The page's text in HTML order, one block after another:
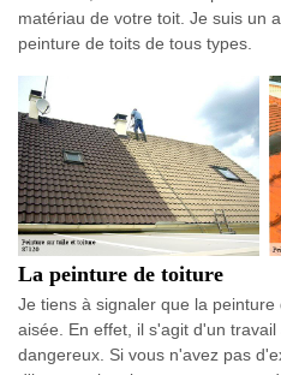
matériau de votre toit. Je suis un
peinture de toits de tous types.
La peinture de toiture
Je tiens à signaler que la
aisée. En effet, il s'agit d'un
dangereux. Si vous n'avez pas